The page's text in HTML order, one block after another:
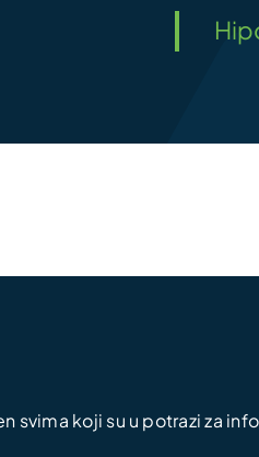
svima koji su u potrazi za